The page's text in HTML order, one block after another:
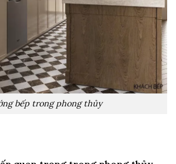
bếp trong phong thủy